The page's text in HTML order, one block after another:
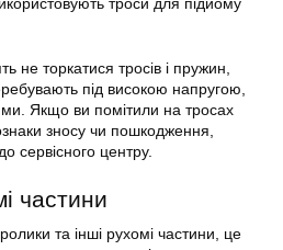
троси для підйому
не торкатися тросів і пружин,
під високою напругою,
Якщо ви помітили на тросах
зносу чи пошкодження,
сервісного центру.
частини
та інші рухомі частини, це